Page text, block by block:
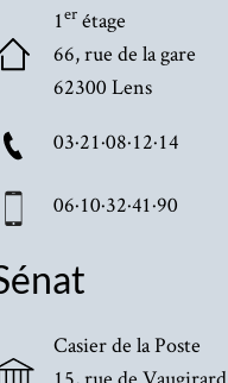
1er étage
66, rue de la gare
62300 Lens
03·21·08·12·14
06·10·32·41·90
Casier de la Poste